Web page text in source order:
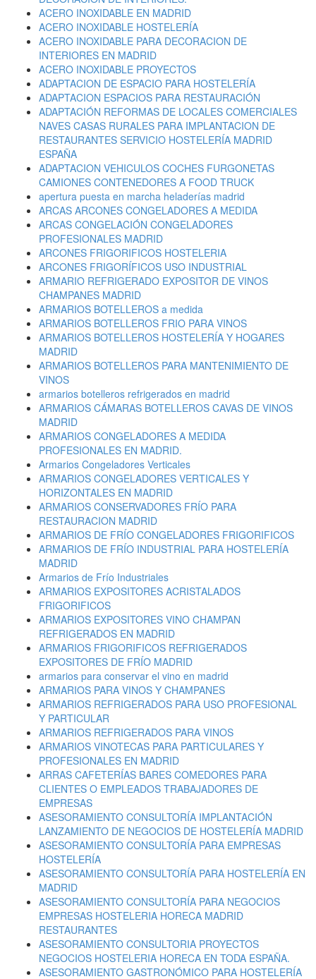
ACERO INOXIDABLE EN MADRID
ACERO INOXIDABLE HOSTELERÍA
ACERO INOXIDABLE PARA DECORACION DE
INTERIORES EN MADRID
ACERO INOXIDABLE PROYECTOS
ADAPTACION DE ESPACIO PARA HOSTELERÍA
ADAPTACION ESPACIOS PARA RESTAURACIÓN
ADAPTACIÓN REFORMAS DE LOCALES COMERCIALES
NAVES CASAS RURALES PARA IMPLANTACION DE
RESTAURANTES SERVICIO HOSTELERÍA MADRID
ESPAÑA
ADAPTACION VEHICULOS COCHES FURGONETAS
CAMIONES CONTENEDORES A FOOD TRUCK
apertura puesta en marcha heladerías madrid
ARCAS ARCONES CONGELADORES A MEDIDA
ARCAS CONGELACIÓN CONGELADORES
PROFESIONALES MADRID
ARCONES FRIGORIFICOS HOSTELERIA
ARCONES FRIGORÍFICOS USO INDUSTRIAL
ARMARIO REFRIGERADO EXPOSITOR DE VINOS
CHAMPANES MADRID
ARMARIOS BOTELLEROS a medida
ARMARIOS BOTELLEROS FRIO PARA VINOS
ARMARIOS BOTELLEROS HOSTELERÍA Y HOGARES
MADRID
ARMARIOS BOTELLEROS PARA MANTENIMIENTO DE
VINOS
armarios botelleros refrigerados en madrid
ARMARIOS CÁMARAS BOTELLEROS CAVAS DE VINOS
MADRID
ARMARIOS CONGELADORES A MEDIDA
PROFESIONALES EN MADRID.
Armarios Congeladores Verticales
ARMARIOS CONGELADORES VERTICALES Y
HORIZONTALES EN MADRID
ARMARIOS CONSERVADORES FRÍO PARA
RESTAURACION MADRID
ARMARIOS DE FRÍO CONGELADORES FRIGORIFICOS
ARMARIOS DE FRÍO INDUSTRIAL PARA HOSTELERÍA
MADRID
Armarios de Frío Industriales
ARMARIOS EXPOSITORES ACRISTALADOS
FRIGORIFICOS
ARMARIOS EXPOSITORES VINO CHAMPAN
REFRIGERADOS EN MADRID
ARMARIOS FRIGORIFICOS REFRIGERADOS
EXPOSITORES DE FRÍO MADRID
armarios para conservar el vino en madrid
ARMARIOS PARA VINOS Y CHAMPANES
ARMARIOS REFRIGERADOS PARA USO PROFESIONAL
Y PARTICULAR
ARMARIOS REFRIGERADOS PARA VINOS
ARMARIOS VINOTECAS PARA PARTICULARES Y
PROFESIONALES EN MADRID
ARRAS CAFETERÍAS BARES COMEDORES PARA
CLIENTES O EMPLEADOS TRABAJADORES DE
EMPRESAS
ASESORAMIENTO CONSULTORÍA IMPLANTACIÓN
LANZAMIENTO DE NEGOCIOS DE HOSTELERÍA MADRID
ASESORAMIENTO CONSULTORÍA PARA EMPRESAS
HOSTELERÍA
ASESORAMIENTO CONSULTORÍA PARA HOSTELERÍA EN
MADRID
ASESORAMIENTO CONSULTORÍA PARA NEGOCIOS
EMPRESAS HOSTELERIA HORECA MADRID
RESTAURANTES
ASESORAMIENTO CONSULTORIA PROYECTOS
NEGOCIOS HOSTELERIA HORECA EN TODA ESPAÑA.
ASESORAMIENTO GASTRONÓMICO PARA HOSTELERÍA